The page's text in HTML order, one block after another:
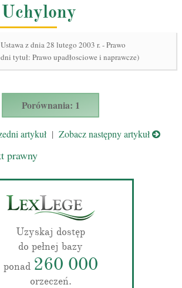
Ustawa z dnia 28 lutego 2003 r. - Prawo
tytuł: Prawo upadłosciowe i naprawcze)
Porównania: 1
artykuł | Zobacz następny artykuł
prawny
Uzyskaj dostęp
do pełnej bazy
ponad 260 000
orzeczeń.